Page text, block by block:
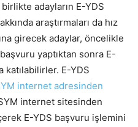
adayların E-YDS
araştırmaları da hız
girecek adaylar, öncelikle
yaptıktan sonra E-
katılabilirler. E-YDS
internet adresinden
internet sitesinden
E-YDS başvuru işlemini